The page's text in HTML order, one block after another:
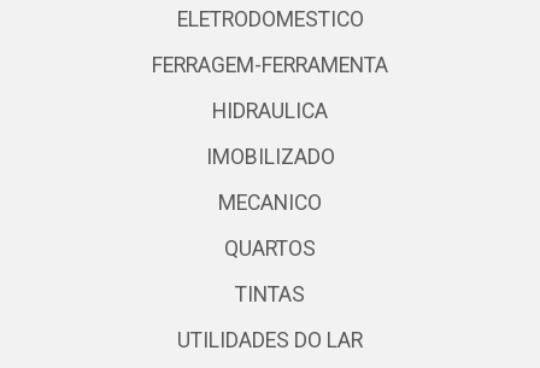
ELETRODOMESTICO
FERRAGEM-FERRAMENTA
HIDRAULICA
IMOBILIZADO
MECANICO
QUARTOS
TINTAS
UTILIDADES DO LAR